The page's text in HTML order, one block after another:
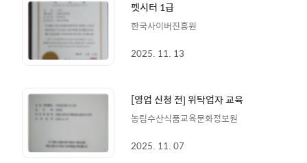
펫시터 1급
한국사이버진흥원
2025. 11. 13
[영업 신청 전] 위탁업자 교육
농림수산식품교육문화정보원
2025. 11. 07